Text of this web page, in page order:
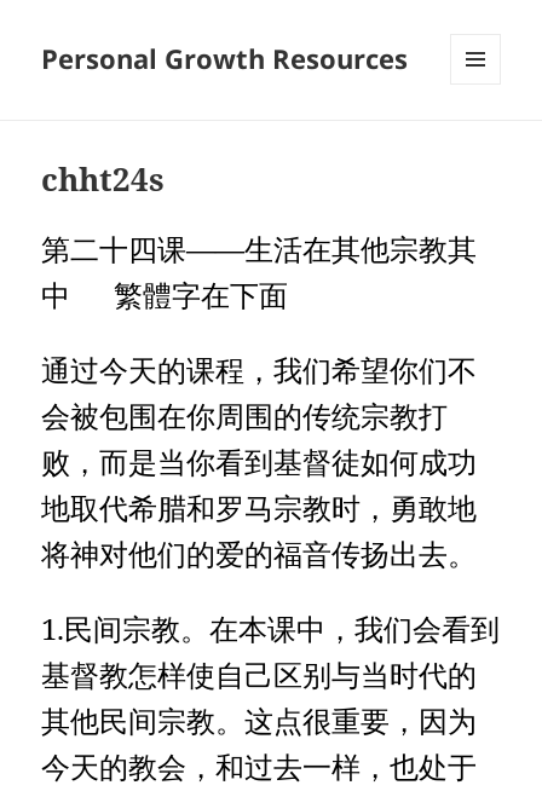
Personal Growth Resources
chht24s
第二十四课——生活在其他宗教其
中 繁體字在下面
通过今天的课程，我们希望你们不
会被包围在你周围的传统宗教打
败，而是当你看到基督徒如何成功
地取代希腊和罗马宗教时，勇敢地
将神对他们的爱的福音传扬出去。
1.民间宗教。在本课中，我们会看到
基督教怎样使自己区别与当时代的
其他民间宗教。这点很重要，因为
今天的教会，和过去一样，也处于